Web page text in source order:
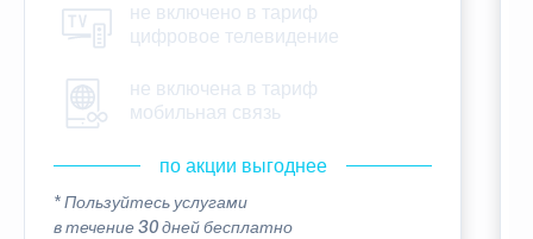
не включено в тариф
цифровое телевидение
не включена в тариф
мобильная связь
по акции выгоднее
* Пользуйтесь услугами
в течение 30 дней бесплатно